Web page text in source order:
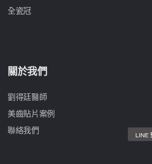
全瓷冠
關於我們
劉得廷醫師
美齒貼片案例
聯絡我們